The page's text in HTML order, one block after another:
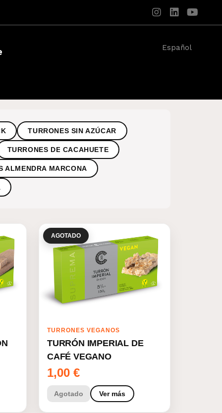
Español
TURRONES SIN AZÚCAR
TURRONES DE CACAHUETE
ALMENDRA MARCONA
AGOTADO
TURRONES VEGANOS
TURRÓN IMPERIAL DE
CAFÉ VEGANO
1,00 €
Agotado Ver más